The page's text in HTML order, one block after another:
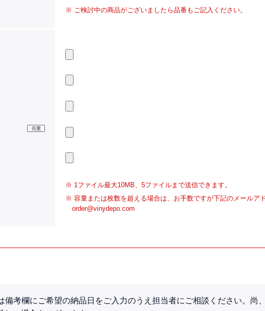
ご検討中の商品がございましたら品番もご記入ください。
1ファイル最大10MB、5ファイルまで送信できます。
容量または枚数を超える場合は、お手数ですが下記のメールア
order@vinydepo.com
備考欄にご希望の納品日をご入力のうえ担当者にご相談ください。尚